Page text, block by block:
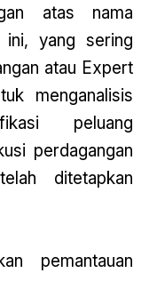
atas nama
ini, yang sering
atau Expert
menganalisis
peluang
perdagangan
ditetapkan
pemantauan